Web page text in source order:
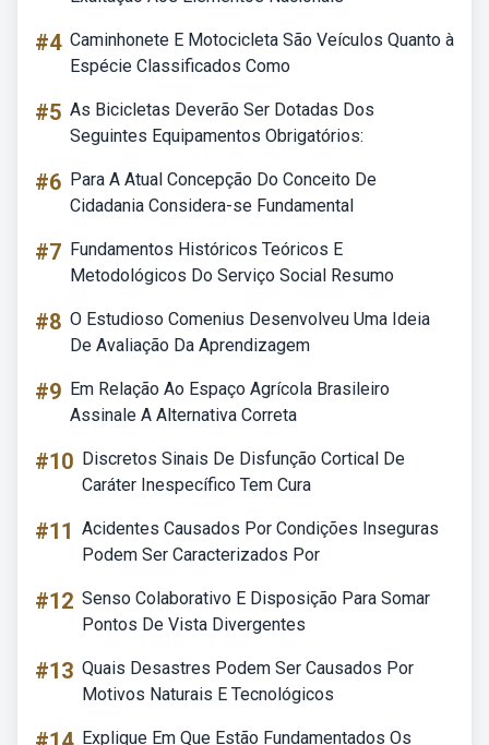
#4 Caminhonete E Motocicleta São Veículos Quanto à
Espécie Classificados Como
#5 As Bicicletas Deverão Ser Dotadas Dos
Seguintes Equipamentos Obrigatórios:
#6 Para A Atual Concepção Do Conceito De
Cidadania Considera-se Fundamental
#7 Fundamentos Históricos Teóricos E
Metodológicos Do Serviço Social Resumo
#8 O Estudioso Comenius Desenvolveu Uma Ideia
De Avaliação Da Aprendizagem
#9 Em Relação Ao Espaço Agrícola Brasileiro
Assinale A Alternativa Correta
#10 Discretos Sinais De Disfunção Cortical De
Caráter Inespecífico Tem Cura
#11 Acidentes Causados Por Condições Inseguras
Podem Ser Caracterizados Por
#12 Senso Colaborativo E Disposição Para Somar
Pontos De Vista Divergentes
#13 Quais Desastres Podem Ser Causados Por
Motivos Naturais E Tecnológicos
Explique Em Que Estão Fundamentados Os